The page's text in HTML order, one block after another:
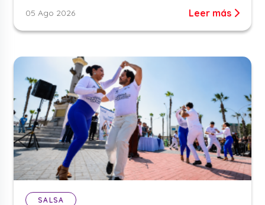
05 Ago 2026 Leer más
SALSA